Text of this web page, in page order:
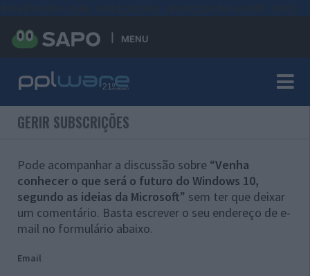
MENU
GERIR SUBSCRIÇÕES
Pode acompanhar a discussão sobre “Venha
conhecer o que será o futuro do Windows 10,
segundo as ideias da Microsoft” sem ter que deixar
um comentário. Basta escrever o seu endereço de e-
mail no formulário abaixo.
Email